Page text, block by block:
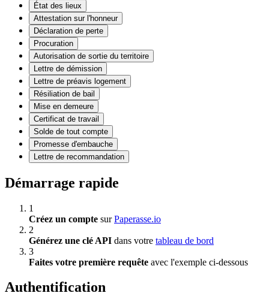
État des lieux
Attestation sur l'honneur
Déclaration de perte
Procuration
Autorisation de sortie du territoire
Lettre de démission
Lettre de préavis logement
Résiliation de bail
Mise en demeure
Certificat de travail
Solde de tout compte
Promesse d'embauche
Lettre de recommandation
Démarrage rapide
1
Créez un compte surPaperasse.io
2
Générez une clé API dans votre tableau de bord
3
Faites votre première requête avec l'exemple ci-dessous
Authentification